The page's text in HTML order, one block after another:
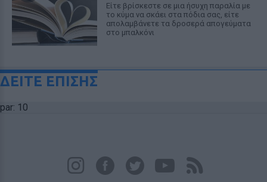
Είτε βρίσκεστε σε μια ήσυχη παραλία με
το κύμα να σκάει στα πόδια σας, είτε
απολαμβάνετε τα δροσερά απογεύματα
στο μπαλκόνι
ΔΕΙΤΕ ΕΠΙΣΗΣ
par: 10